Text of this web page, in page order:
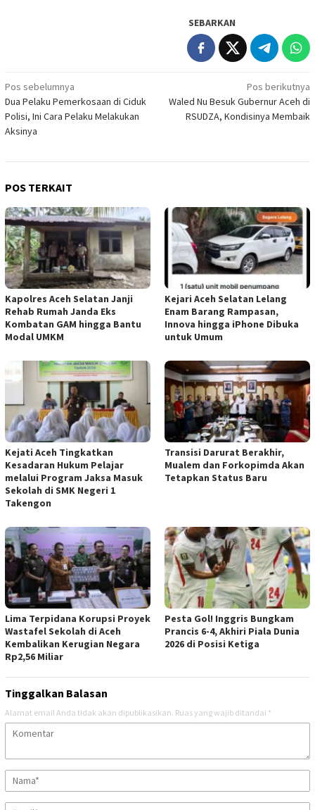
SEBARKAN
Navigasi
pos
Pos sebelumnya
Dua Pelaku Pemerkosaan di Ciduk
Polisi, Ini Cara Pelaku Melakukan
Aksinya
Pos berikutnya
Waled Nu Besuk Gubernur Aceh di
RSUDZA, Kondisinya Membaik
POS TERKAIT
Kapolres Aceh Selatan Janji
Rehab Rumah Janda Eks
Kombatan GAM hingga Bantu
Modal UMKM
Kejari Aceh Selatan Lelang
Enam Barang Rampasan,
Innova hingga iPhone Dibuka
untuk Umum
Kejati Aceh Tingkatkan
Kesadaran Hukum Pelajar
melalui Program Jaksa Masuk
Sekolah di SMK Negeri 1
Takengon
Transisi Darurat Berakhir,
Mualem dan Forkopimda Akan
Tetapkan Status Baru
Lima Terpidana Korupsi Proyek
Wastafel Sekolah di Aceh
Kembalikan Kerugian Negara
Rp2,56 Miliar
Pesta Gol! Inggris Bungkam
Prancis 6-4, Akhiri Piala Dunia
2026 di Posisi Ketiga
Tinggalkan Balasan
Alamat email Anda tidak akan dipublikasikan. Ruas yang wajib ditandai *